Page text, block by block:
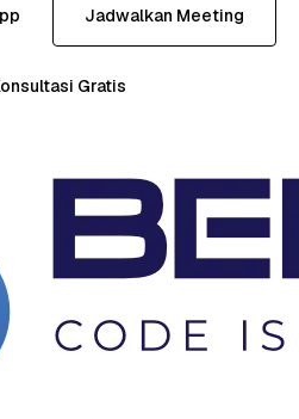
Jadwalkan Meeting
Gratis